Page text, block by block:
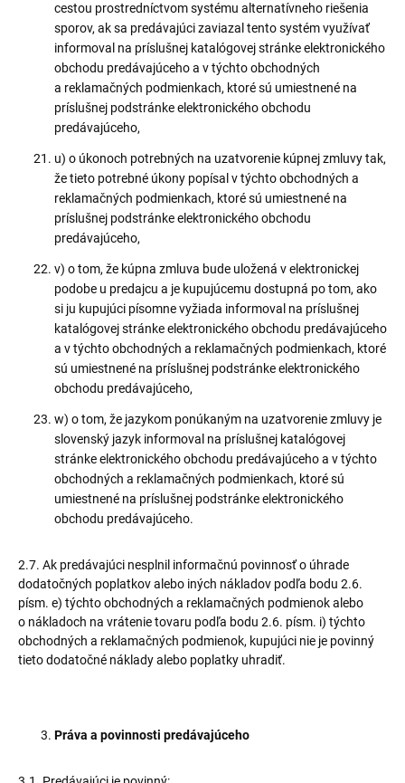
cestou prostredníctvom systému alternatívneho riešenia
sporov, ak sa predávajúci zaviazal tento systém využívať
informoval na príslušnej katalógovej stránke elektronického
obchodu predávajúceho a v týchto obchodných
a reklamačných podmienkach, ktoré sú umiestnené na
príslušnej podstránke elektronického obchodu
predávajúceho,
u) o úkonoch potrebných na uzatvorenie kúpnej zmluvy tak,
že tieto potrebné úkony popísal v týchto obchodných a
reklamačných podmienkach, ktoré sú umiestnené na
príslušnej podstránke elektronického obchodu
predávajúceho,
v) o tom, že kúpna zmluva bude uložená v elektronickej
podobe u predajcu a je kupujúcemu dostupná po tom, ako
si ju kupujúci písomne vyžiada informoval na príslušnej
katalógovej stránke elektronického obchodu predávajúceho
a v týchto obchodných a reklamačných podmienkach, ktoré
sú umiestnené na príslušnej podstránke elektronického
obchodu predávajúceho,
w) o tom, že jazykom ponúkaným na uzatvorenie zmluvy je
slovenský jazyk informoval na príslušnej katalógovej
stránke elektronického obchodu predávajúceho a v týchto
obchodných a reklamačných podmienkach, ktoré sú
umiestnené na príslušnej podstránke elektronického
obchodu predávajúceho.
2.7. Ak predávajúci nesplnil informačnú povinnosť o úhrade
dodatočných poplatkov alebo iných nákladov podľa bodu 2.6.
písm. e) týchto obchodných a reklamačných podmienok alebo
o nákladoch na vrátenie tovaru podľa bodu 2.6. písm. i) týchto
obchodných a reklamačných podmienok, kupujúci nie je povinný
tieto dodatočné náklady alebo poplatky uhradiť.
Práva a povinnosti predávajúceho